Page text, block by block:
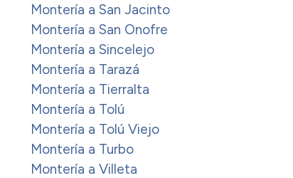
Montería a San Jacinto
Montería a San Onofre
Montería a Sincelejo
Montería a Tarazá
Montería a Tierralta
Montería a Tolú
Montería a Tolú Viejo
Montería a Turbo
Montería a Villeta